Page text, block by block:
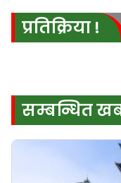
प्रतिक्रिया !
सम्बन्धित